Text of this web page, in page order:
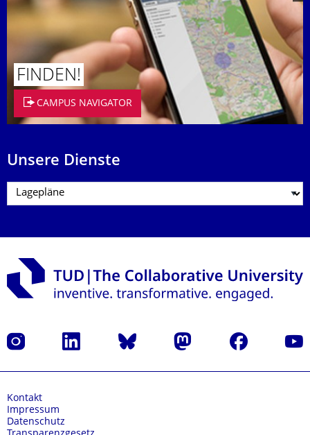
FINDEN!
CAMPUS NAVIGATOR
Unsere Dienste
Instagram LinkedIn Bluesky Mastodon Facebook
Kontakt
Impressum
Datenschutz